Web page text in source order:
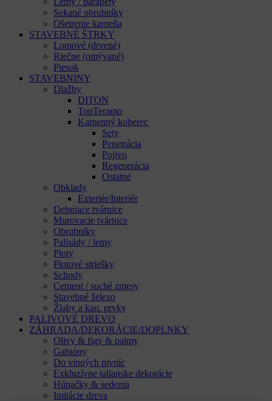
Sekané obrubníky
Ošetrenie kameňa
STAVEBNÉ ŠTRKY
Lomové (drvené)
Riečne (omývané)
Piesok
STAVEBNINY
Dlažby
DITON
TopTeramo
Kamenný koberec
Sety
Penetrácia
Pojivo
Regenerácia
Ostatné
Obklady
Exteriér/Interiér
Debniace tvárnice
Murovacie tvárnice
Obrubníky
Palisády / lemy
Ploty
Plotové striešky
Schody
Cement / suché zmesy
Stavebné železo
Žlaby a kan. prvky
PALIVOVÉ DREVO
ZÁHRADA/DEKORÁCIE/DOPLNKY
Olivy & figy & palmy
Gabióny
Do vinných pivníc
Exkluzívne talianske dekorácie
Húpačky & sedenia
Imitácie dreva